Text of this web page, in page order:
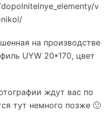
v
на производстве
UYW 20*170, цвет
ждут вас по
тут немного позже 🙂